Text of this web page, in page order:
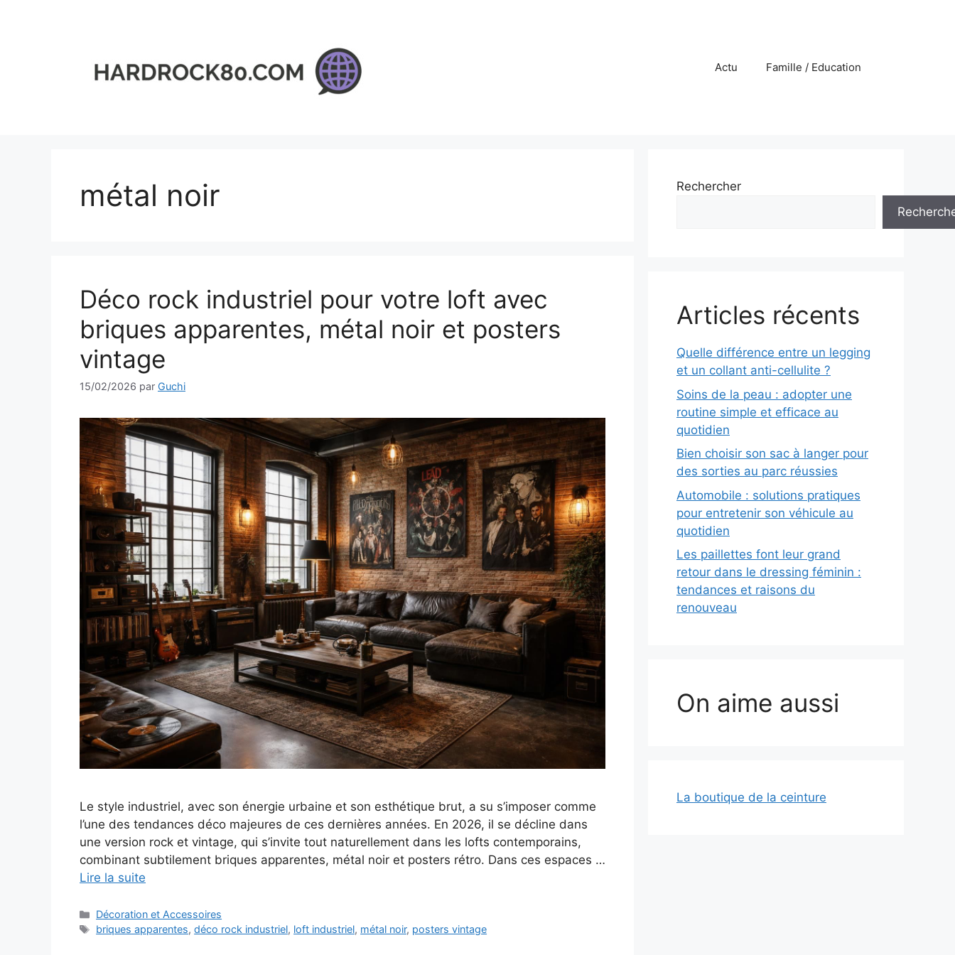
Actu Famille / Education
métal noir
Déco rock industriel pour votre loft avec
briques apparentes, métal noir et posters
vintage
15/02/2026 par Guchi
Le style industriel, avec son énergie urbaine et son esthétique brut, a su s’imposer comme
l’une des tendances déco majeures de ces dernières années. En 2026, il se décline dans
une version rock et vintage, qui s’invite tout naturellement dans les lofts contemporains,
combinant subtilement briques apparentes, métal noir et posters rétro. Dans ces espaces …
Lire la suite
Catégories
Décoration et Accessoires
Étiquettes
briques apparentes,déco rock industriel, loft industriel, métal noir, posters vintage
Rechercher
Articles récents
Quelle différence entre un legging
et un collant anti-cellulite ?
Soins de la peau : adopter une
routine simple et efficace au
quotidien
Bien choisir son sac à langer pour
des sorties au parc réussies
Automobile : solutions pratiques
pour entretenir son véhicule au
quotidien
Les paillettes font leur grand
retour dans le dressing féminin :
tendances et raisons du
renouveau
On aime aussi
La boutique de la ceinture